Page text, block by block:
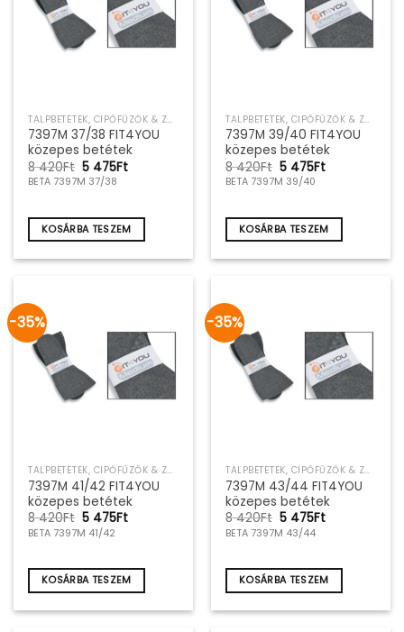
TALPBETÉTEK, CIPŐFŰZŐK & ZOKNIK
7397M 37/38 FIT4YOU
közepes betétek
8 420Ft Original
price
was:
5 475FtCurrent
BETA 7397M 37/38
KOSÁRBA TESZEM
TALPBETÉTEK, CIPŐFŰZŐK & ZOKNIK
7397M 39/40 FIT4YOU
közepes betétek
8 420Ft Original
price
was:
5 475FtCurrent
BETA 7397M 39/40
KOSÁRBA TESZEM
-35%
TALPBETÉTEK, CIPŐFŰZŐK & ZOKNIK
7397M 41/42 FIT4YOU
közepes betétek
8 420Ft Original
price
was:
420Ft.
5 475FtCurrent
475Ft.
BETA 7397M 41/42
KOSÁRBA TESZEM
-35%
TALPBETÉTEK, CIPŐFŰZŐK & ZOKNIK
7397M 43/44 FIT4YOU
közepes betétek
8 420Ft Original
price
was:
420Ft.
5 475FtCurrent
475Ft.
BETA 7397M 43/44
KOSÁRBA TESZEM